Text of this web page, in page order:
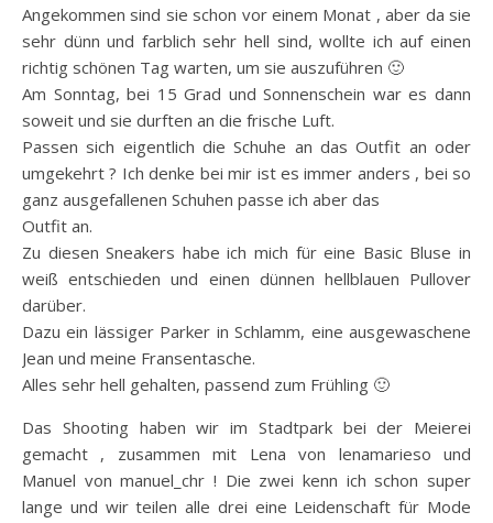
Angekommen sind sie schon vor einem Monat , aber da sie
sehr dünn und farblich sehr hell sind, wollte ich auf einen
richtig schönen Tag warten, um sie auszuführen 🙂
Am Sonntag, bei 15 Grad und Sonnenschein war es dann
soweit und sie durften an die frische Luft.
Passen sich eigentlich die Schuhe an das Outfit an oder
umgekehrt ? Ich denke bei mir ist es immer anders , bei so
ganz ausgefallenen Schuhen passe ich aber das
Outfit an.
Zu diesen Sneakers habe ich mich für eine Basic Bluse in
weiß entschieden und einen dünnen hellblauen Pullover
darüber.
Dazu ein lässiger Parker in Schlamm, eine ausgewaschene
Jean und meine Fransentasche.
Alles sehr hell gehalten, passend zum Frühling 🙂
Das Shooting haben wir im Stadtpark bei der Meierei
gemacht , zusammen mit Lena von lenamarieso und
Manuel von manuel_chr ! Die zwei kenn ich schon super
lange und wir teilen alle drei eine Leidenschaft für Mode